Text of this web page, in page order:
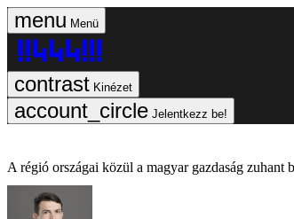
Menü
Kinézet
Jelentkezz be!
A régió országai közül a magyar gazdaság zuhant